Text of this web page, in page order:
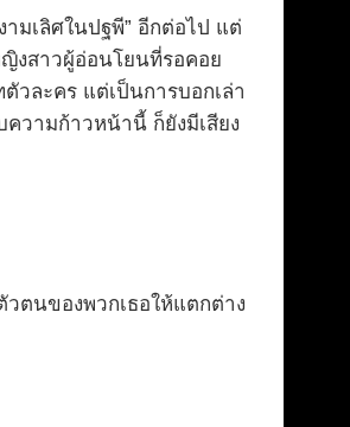
ามเลิศในปฐพี” อีกต่อไป แต่
งสาวผู้อ่อนโยนที่รอคอย
วละคร แต่เป็นการบอกเล่า
วามก้าวหน้านี้ ก็ยังมีเสียง
ตนของพวกเธอให้แตกต่าง